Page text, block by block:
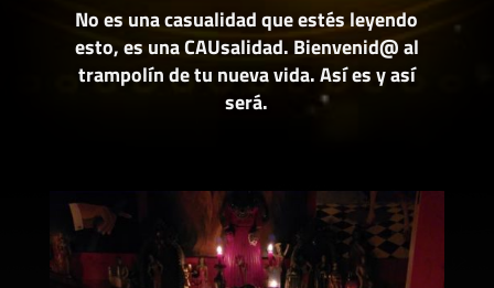
No es una casualidad que estés leyendo
esto, es una CAUsalidad. Bienvenid@ al
trampolín de tu nueva vida. Así es y así
será.